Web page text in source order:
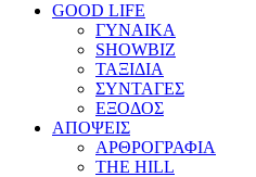
GOOD LIFE
ΓΥΝΑΙΚΑ
SHOWBIZ
ΤΑΞΙΔΙΑ
ΣΥΝΤΑΓΕΣ
ΕΞΟΔΟΣ
ΑΠΟΨΕΙΣ
ΑΡΘΡΟΓΡΑΦΙΑ
THE HILL